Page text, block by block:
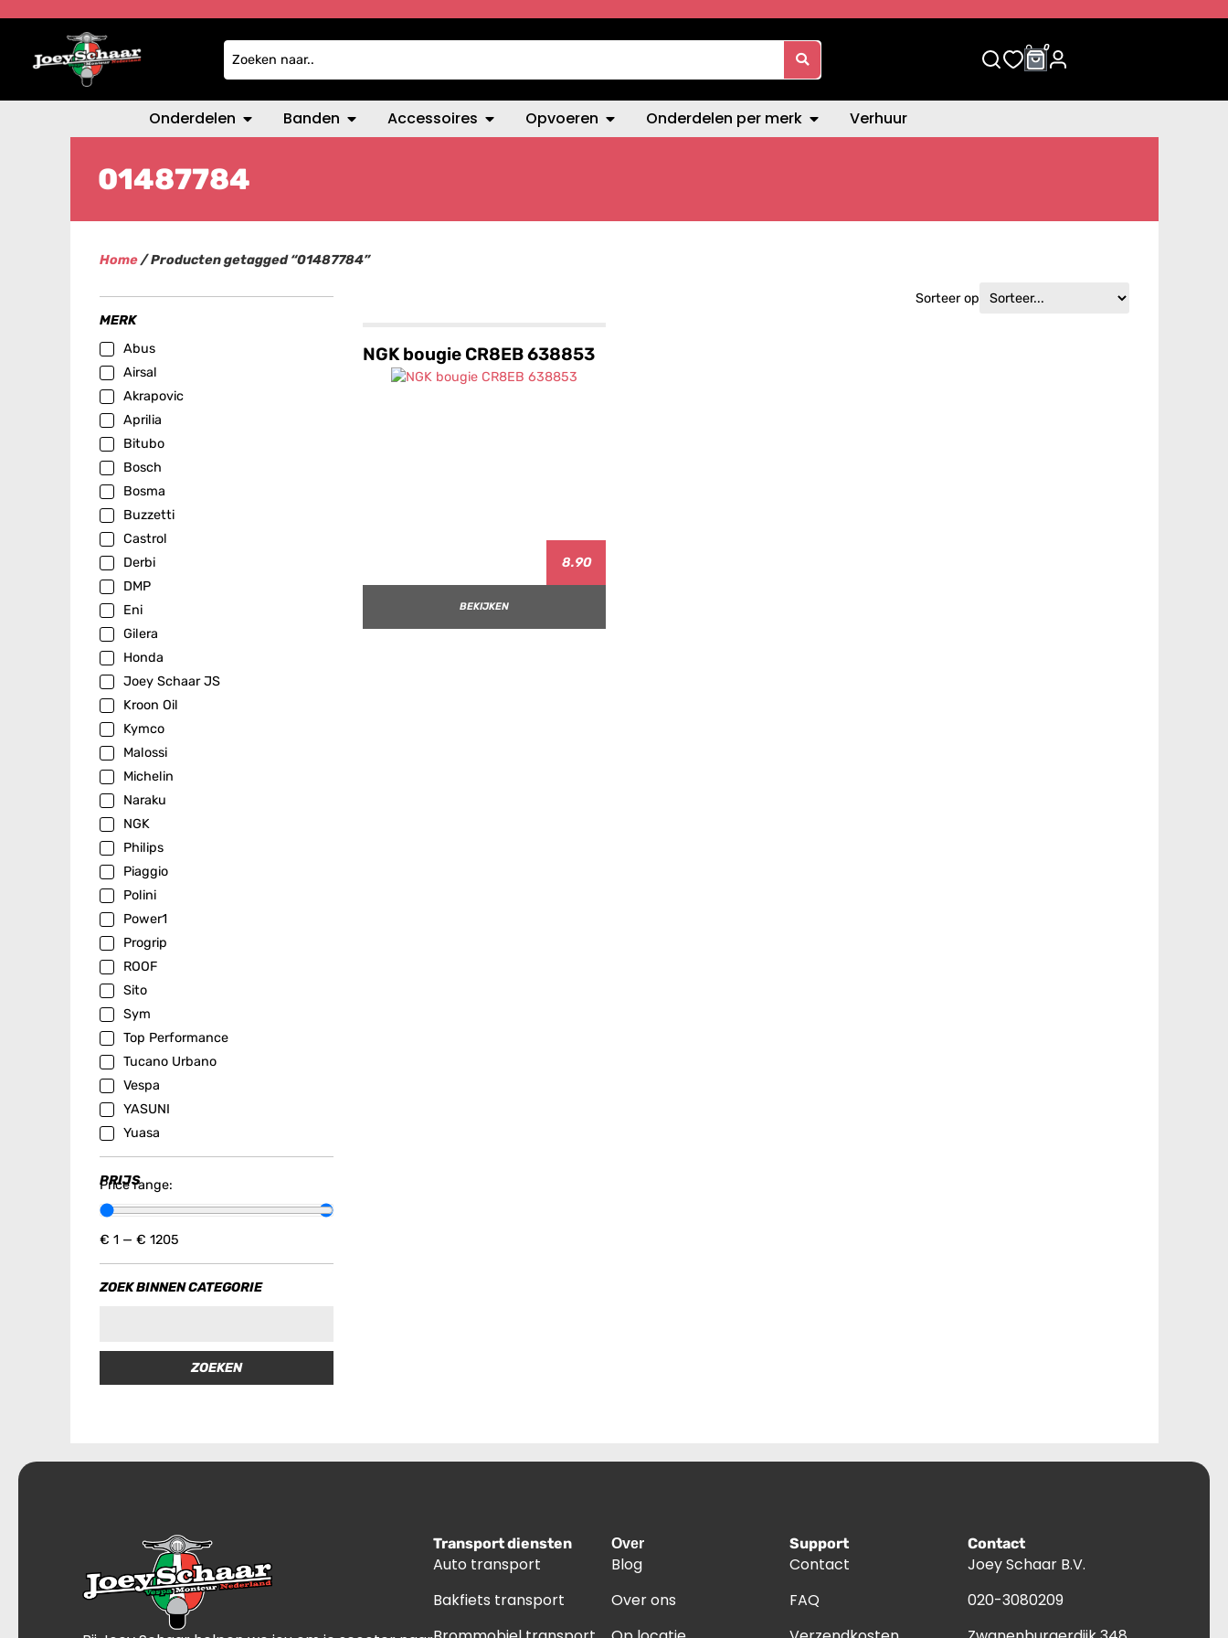
0 0
Onderdelen Banden Accessoires Opvoeren Onderdelen per merk Verhuur
01487784
Home/ Producten getagged “01487784”
MERK
Abus
Airsal
Akrapovic
Aprilia
Bitubo
Bosch
Bosma
Buzzetti
Castrol
Derbi
DMP
Eni
Gilera
Honda
Joey Schaar JS
Kroon Oil
Kymco
Malossi
Michelin
Naraku
NGK
Philips
Piaggio
Polini
Power1
Progrip
ROOF
Sito
Sym
Top Performance
Tucano Urbano
Vespa
YASUNI
Yuasa
PRIJS
Price range:
€ 1 — € 1205
ZOEK BINNEN CATEGORIE
ZOEKEN
Sorteer op
NGK bougie CR8EB 638853
8.90
BEKIJKEN
Transport diensten
Auto transport
Bakfiets transport
Over
Blog
Over ons
Support
Contact
FAQ
Contact
Joey Schaar B.V.
020-3080209